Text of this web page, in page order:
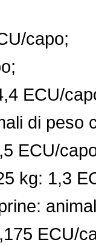
capo;
ECU/
di peso
ECU/
kg: 1,3
ECU/